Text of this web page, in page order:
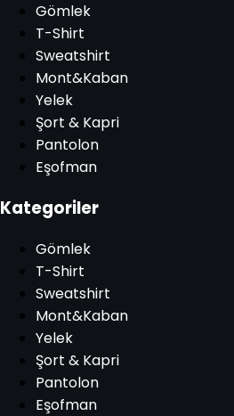
Gömlek
T-Shirt
Sweatshirt
Mont&Kaban
Yelek
Şort & Kapri
Pantolon
Eşofman
Kategoriler
Gömlek
T-Shirt
Sweatshirt
Mont&Kaban
Yelek
Şort & Kapri
Pantolon
Eşofman